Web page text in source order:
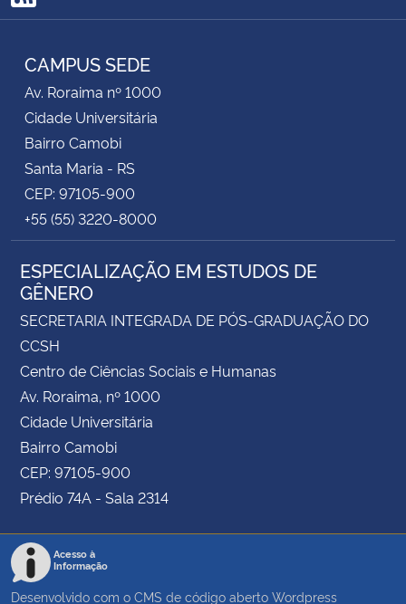
RSS
CAMPUS SEDE
Av. Roraima nº 1000
Cidade Universitária
Bairro Camobi
Santa Maria - RS
CEP: 97105-900
+55 (55) 3220-8000
ESPECIALIZAÇÃO EM ESTUDOS DE
GÊNERO
SECRETARIA INTEGRADA DE PÓS-GRADUAÇÃO DO
CCSH
Centro de Ciências Sociais e Humanas
Av. Roraima, nº 1000
Cidade Universitária
Bairro Camobi
CEP: 97105-900
Prédio 74A - Sala 2314
Acesso à
Informação
Desenvolvido com o CMS de código aberto Wordpress